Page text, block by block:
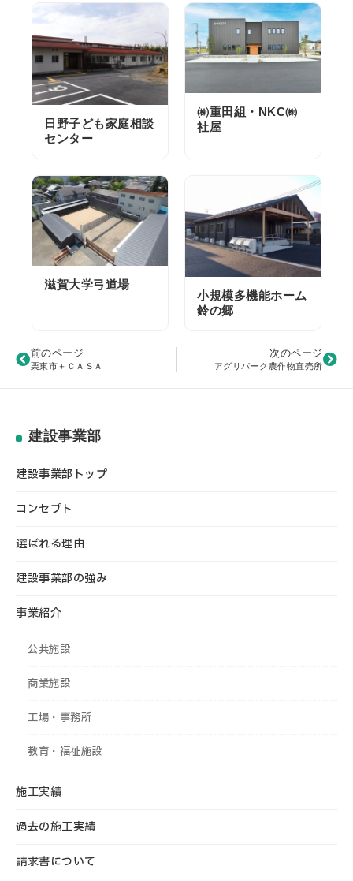
日野子ども家庭相談
センター
㈱重田組・NKC㈱
社屋
滋賀大学弓道場
小規模多機能ホーム
鈴の郷
前のページ
栗東市＋ＣＡＳＡ
次のページ
アグリパーク農作物直売所
建設事業部
建設事業部トップ
コンセプト
選ばれる理由
建設事業部の強み
事業紹介
公共施設
商業施設
工場・事務所
教育・福祉施設
施工実績
過去の施工実績
請求書について